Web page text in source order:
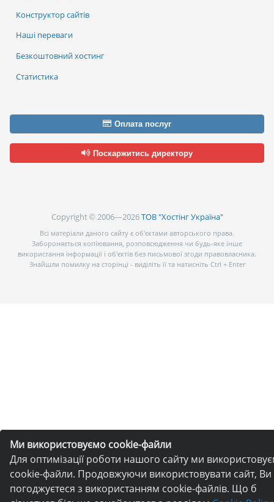
Ми використовуємо cookie-файли
Для оптимізації роботи нашого сайту ми
cookie-файли. Продовжуючи використовувати сайт, Ви
погоджуєтеся з використанням cookie-файлів. Що б
Конструктор сайтів
Наші переваги
Безкоштовний хостинг
Статистика
Оплата послуг
Поскаржитись директору
Copyright © 2006—2026ТОВ "Хостінг Україна"
Всі матеріали даного сайту є об’єктами авторського права.
Забороняється копіювання, розповсюдження чи будь-яке інше
використання інформації і об’єктів без письмової згоди правовласника.
Знайшли помилку на сторінці - виділіть її та натисніть Ctrl + Enter